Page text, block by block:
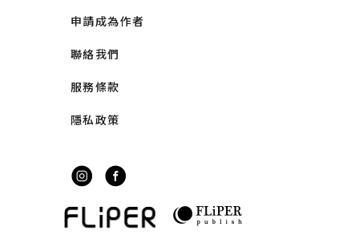
申請成為作者
聯絡我們
服務條款
隱私政策